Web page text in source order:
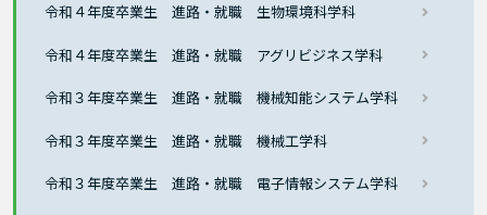
令和４年度卒業生 進路・就職 生物環境科学科
令和４年度卒業生 進路・就職 アグリビジネス学科
令和３年度卒業生 進路・就職 機械知能システム学科
令和３年度卒業生 進路・就職 機械工学科
令和３年度卒業生 進路・就職 電子情報システム学科